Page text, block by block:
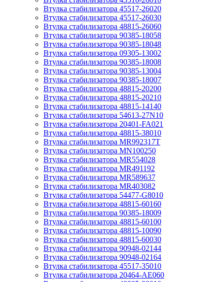
Втулка стабилизатора 45517-26020
Втулка стабилизатора 45517-26030
Втулка стабилизатора 48815-26060
Втулка стабилизатора 90385-18058
Втулка стабилизатора 90385-18048
Втулка стабилизатора 09305-13002
Втулка стабилизатора 90385-18008
Втулка стабилизатора 90385-13004
Втулка стабилизатора 90385-18007
Втулка стабилизатора 48815-20200
Втулка стабилизатора 48815-20210
Втулка стабилизатора 48815-14140
Втулка стабилизатора 54613-27N10
Втулка стабилизатора 20401-FA021
Втулка стабилизатора 48815-38010
Втулка стабилизатора MR992317T
Втулка стабилизатора MN100250
Втулка стабилизатора MR554028
Втулка стабилизатора MR491192
Втулка стабилизатора MR589637
Втулка стабилизатора MR403082
Втулка стабилизатора 54477-G8010
Втулка стабилизатора 48815-60160
Втулка стабилизатора 90385-18009
Втулка стабилизатора 48815-60100
Втулка стабилизатора 48815-10090
Втулка стабилизатора 48815-60030
Втулка стабилизатора 90948-02144
Втулка стабилизатора 90948-02164
Втулка стабилизатора 45517-35010
Втулка стабилизатора 20464-AE060